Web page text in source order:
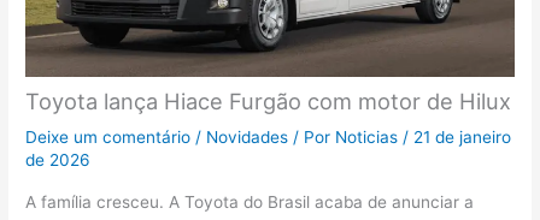
Toyota lança Hiace Furgão com motor de Hilux
Deixe um comentário / Novidades / Por Noticias / 21 de janeiro
de 2026
A família cresceu. A Toyota do Brasil acaba de anunciar a